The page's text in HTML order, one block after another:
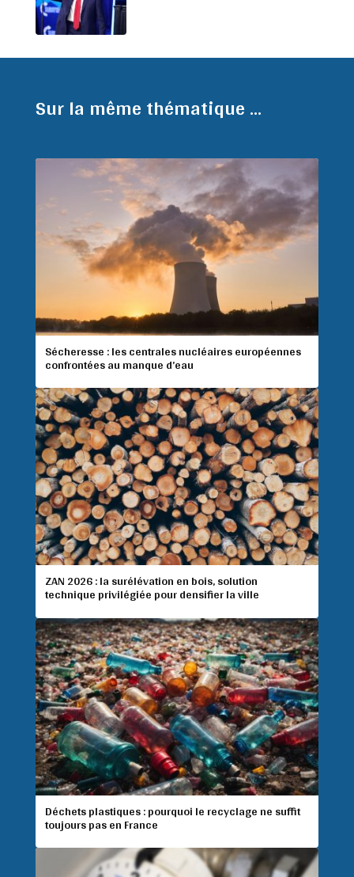
Sur la même thématique ...
Sécheresse : les centrales nucléaires européennes
confrontées au manque d’eau
ZAN 2026 : la surélévation en bois, solution
technique privilégiée pour densifier la ville
Déchets plastiques : pourquoi le recyclage ne suffit
toujours pas en France